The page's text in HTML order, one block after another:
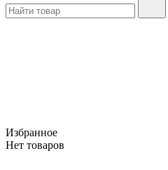
Избранное
Нет товаров